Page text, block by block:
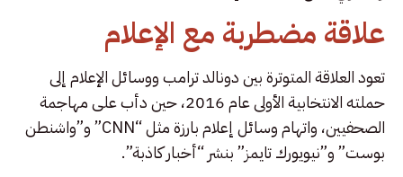
علاقة مضطربة مع الإعلام
تعود العلاقة المتوترة بين دونالد ترامب ووسائل الإعلام إلى
حملته الانتخابية الأولى عام 2016، حين دأب على مهاجمة
الصحفيين، واتهام وسائل إعلام بارزة مثل “CNN” و”واشنطن
بوست” و”نيويورك تايمز” بنشر “أخبار كاذبة”.